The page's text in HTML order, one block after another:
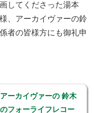
してくださった湯本
、アーカイヴァーの鈴
者の皆様方にも御礼申
ーカイヴァーの 鈴木
フォーライフレコー